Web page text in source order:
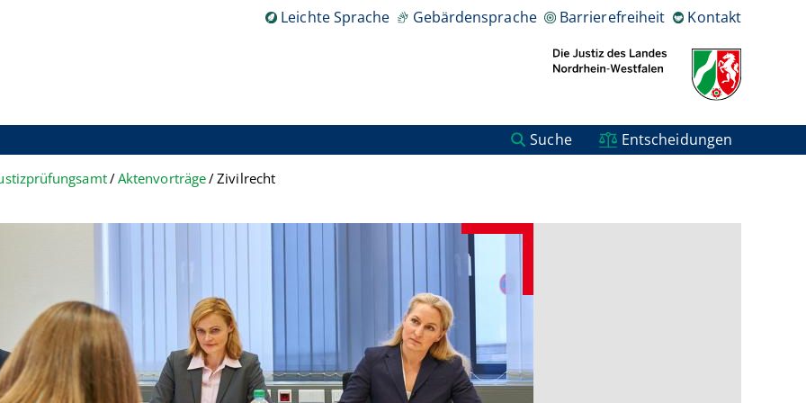
Leichte Sprache Gebärdensprache Barrierefreiheit Kontakt
Suche Entscheidungen
Aktenvorträge Zivilrecht